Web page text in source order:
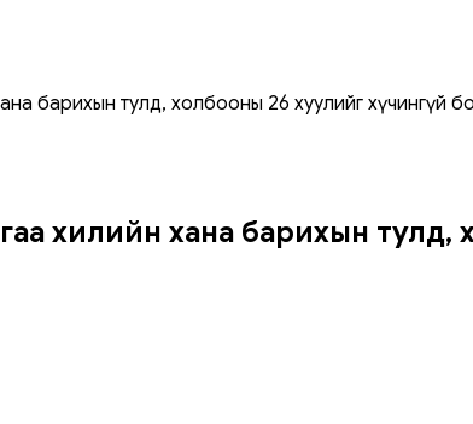
барихын тулд, холбооны 26 хуулийг хүчингүй
хилийн хана барихын тулд,